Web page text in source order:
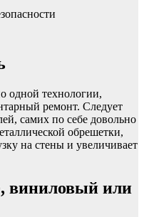
одной технологии,
ремонт. Следует
самих по себе довольно
обрешетки,
на стены и увеличивает
виниловый или